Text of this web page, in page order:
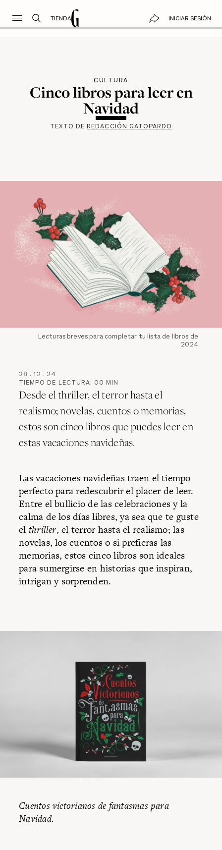
TIENDA INICIAR SESIÓN
CULTURA
Cinco libros para leer en
Navidad
TEXTO DEREDACCIÓN GATOPARDO
Lecturas breves para completar tu lista de libros de
2024
28 . 12 . 24
TIEMPO DE LECTURA: 00 MIN
Desde el thriller, el terror hasta el
realismo; novelas, cuentos o memorias,
estos son cinco libros que puedes leer en
estas vacaciones navideñas.
Las vacaciones navideñas traen el tiempo
perfecto para redescubrir el placer de leer.
Entre el bullicio de las celebraciones y la
calma de los días libres, ya sea que te guste
el thriller, el terror hasta el realismo; las
novelas, los cuentos o si prefieras las
memorias, estos cinco libros son ideales
para sumergirse en historias que inspiran,
intrigan y sorprenden.
Cuentos victorianos de fantasmas para
Navidad.